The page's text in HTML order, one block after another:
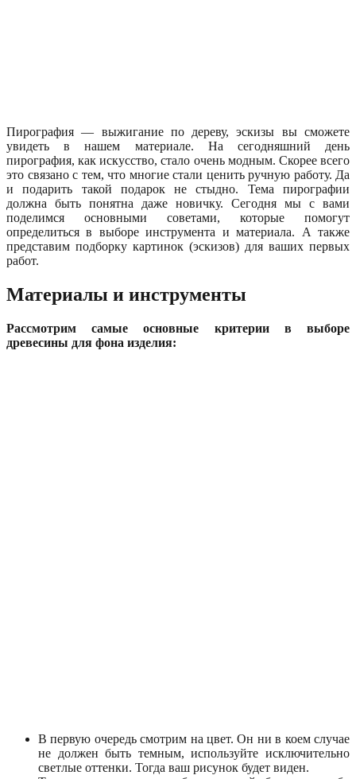
Пирография — выжигание по дереву, эскизы вы сможете
увидеть в нашем материале. На сегодняшний день
пирография, как искусство, стало очень модным. Скорее всего
это связано с тем, что многие стали ценить ручную работу. Да
и подарить такой подарок не стыдно. Тема пирографии
должна быть понятна даже новичку. Сегодня мы с вами
поделимся основными советами, которые помогут
определиться в выборе инструмента и материала. А также
представим подборку картинок (эскизов) для ваших первых
работ.
Материалы и инструменты
Рассмотрим самые основные критерии в выборе
древесины для фона изделия:
В первую очередь смотрим на цвет. Он ни в коем случае
не должен быть темным, используйте исключительно
светлые оттенки. Тогда ваш рисунок будет виден.